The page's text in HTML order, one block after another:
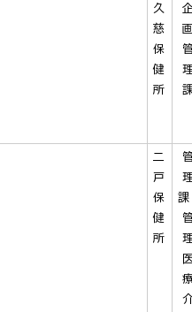
久
慈
保
健
所
二
戸
保
健
所